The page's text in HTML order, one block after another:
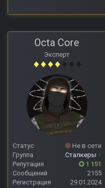
Octa Core
Эксперт
Статус
Не в сети
Группа
Сталкеры +
Репутация
1 151
Сообщений
2155
Регистрация
29.01.2024